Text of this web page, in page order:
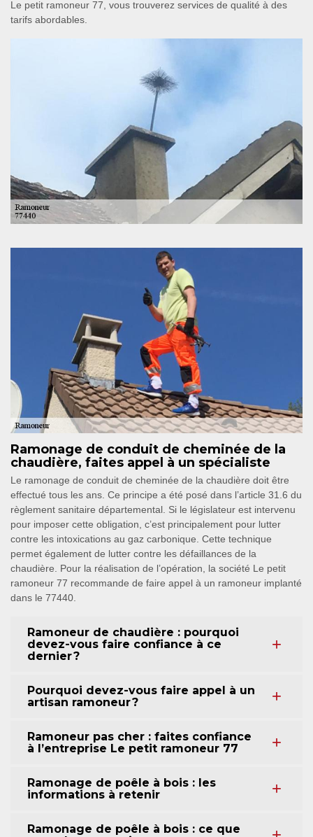
Le petit ramoneur 77, vous trouverez services de qualité à des
tarifs abordables.
Ramonage de conduit de cheminée de la
chaudière, faites appel à un spécialiste
Le ramonage de conduit de cheminée de la chaudière doit être
effectué tous les ans. Ce principe a été posé dans l’article 31.6 du
règlement sanitaire départemental. Si le législateur est intervenu
pour imposer cette obligation, c’est principalement pour lutter
contre les intoxications au gaz carbonique. Cette technique
permet également de lutter contre les défaillances de la
chaudière. Pour la réalisation de l’opération, la société Le petit
ramoneur 77 recommande de faire appel à un ramoneur implanté
dans le 77440.
Ramoneur de chaudière : pourquoi
devez-vous faire confiance à ce
dernier ?
Pourquoi devez-vous faire appel à un
artisan ramoneur ?
Ramoneur pas cher : faites confiance
à l’entreprise Le petit ramoneur 77
Ramonage de poêle à bois : les
informations à retenir
Ramonage de poêle à bois : ce que